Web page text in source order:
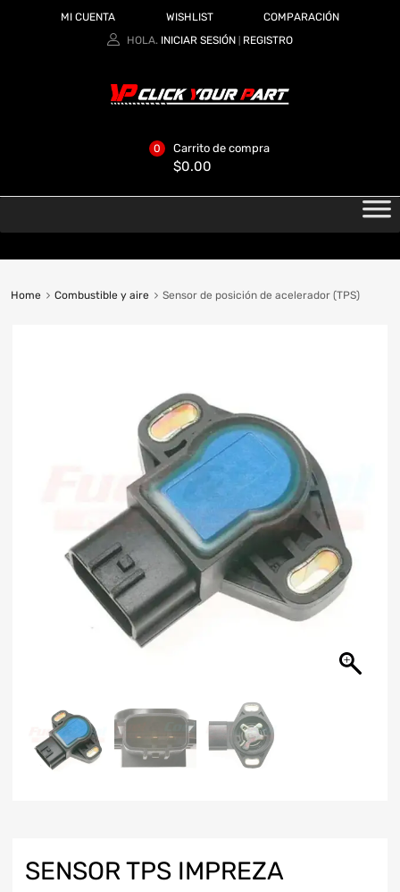
MI CUENTA WISHLIST
COMPARACIÓN
HOLA. INICIAR SESIÓN REGISTRO
Carrito de compra
$0.00
0
Home Combustible y aire Sensor de posición de acelerador (TPS)
SENSOR TPS IMPREZA